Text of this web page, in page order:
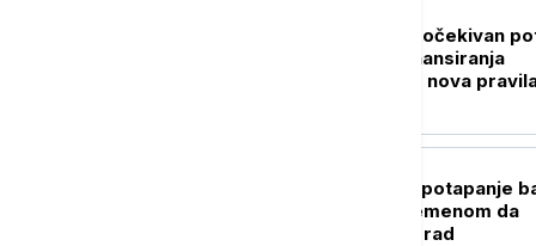
Brisel povukao neočekivan
Menja se način finansiranja
odbrane Ukrajine, nova
Rumunija odložila potapanje
Dunav, trka sa vremenom da
nuklearka nastavi rad